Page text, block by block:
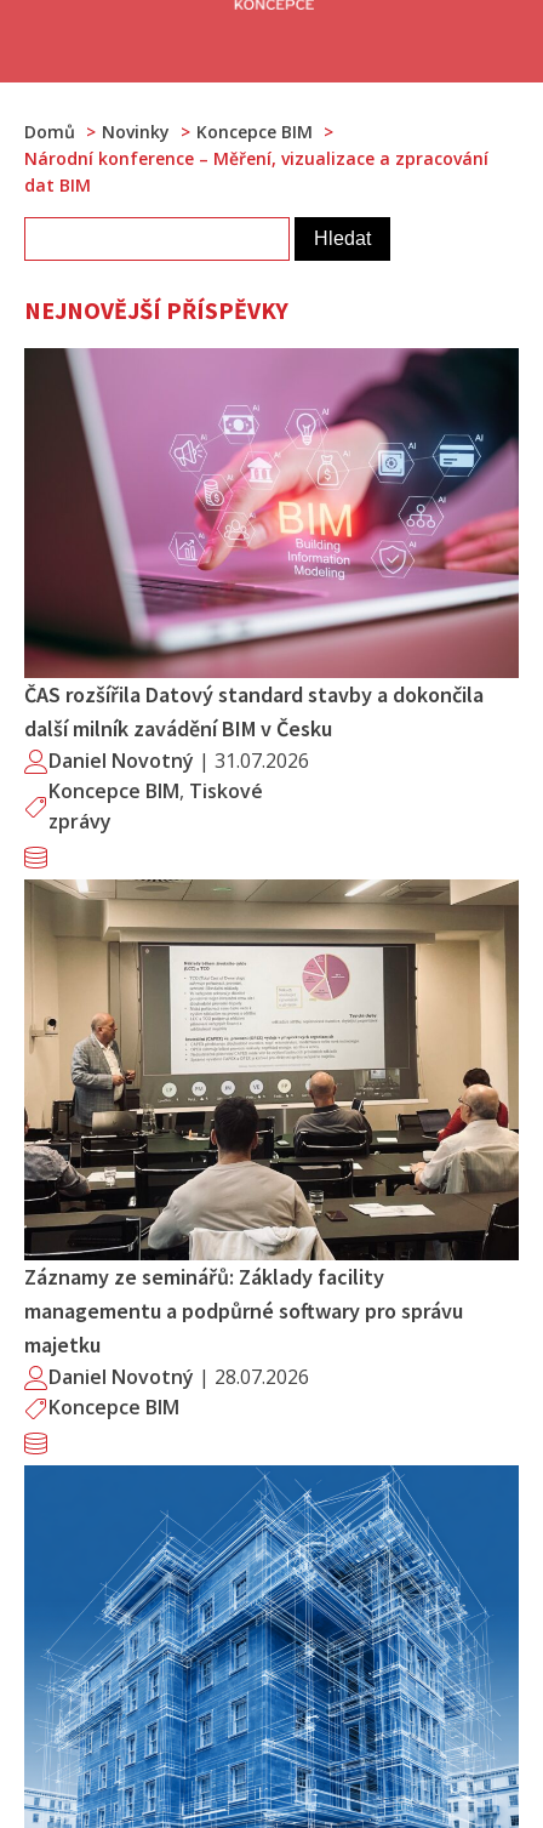
Domů Novinky
Koncepce BIM
Národní konference – Měření, vizualizace a zpracování
dat BIM
NEJNOVĚJŠÍ PŘÍSPĚVKY
ČAS rozšířila Datový standard stavby a dokončila
další milník zavádění BIM v Česku
Daniel Novotný | 31.07.2026
Koncepce BIM, Tiskové
zprávy
Záznamy ze seminářů: Základy facility
managementu a podpůrné softwary pro správu
majetku
Daniel Novotný | 28.07.2026
Koncepce BIM